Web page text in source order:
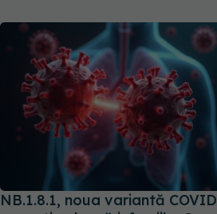
NB.1.8.1, noua variantă COVID